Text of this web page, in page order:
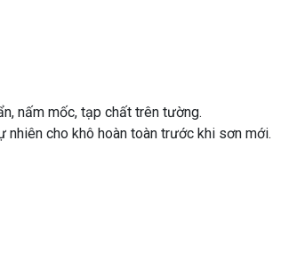
nấm mốc, tạp chất trên tường.
cho khô hoàn toàn trước khi sơn mới.